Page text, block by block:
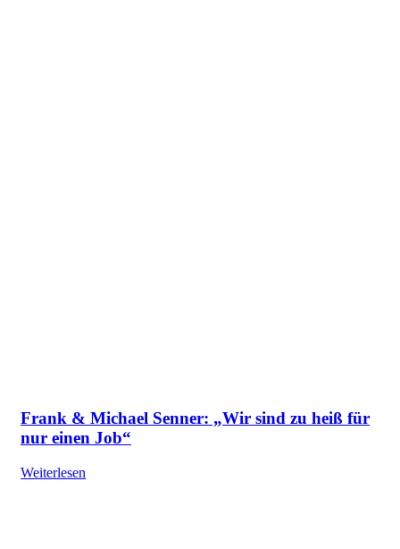
Frank & Michael Senner: „Wir sind zu heiß für
nur einen Job“
Weiterlesen